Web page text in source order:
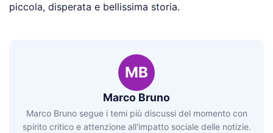
piccola, disperata e bellissima storia.
MB
Marco Bruno
Marco Bruno segue i temi più discussi del momento con
spirito critico e attenzione all'impatto sociale delle notizie.